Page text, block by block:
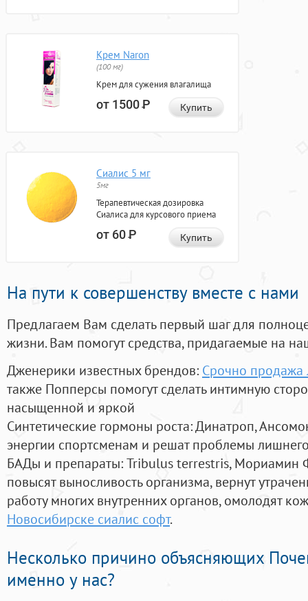
Крем Naron
(100 мг)
Крем для сужения влагалища
от 1500Р Купить
Сиалис 5 мг
5мг
Терапевтическая дозировка
Сиалиса для курсового приема
от 60Р Купить
На пути к совершенству вместе с нами
Предлагаем Вам сделать первый шаг для
жизни. Вам помогут средства, придагаемые на
Дженерики известных брендов: Срочно продажа
также Попперсы помогут сделать интимную
насыщенной и яркой
Синтетические гормоны роста: Динатроп,
энергии спортсменам и решат проблемы
БАДы и препараты:Tribulus terrestris, Мориамин
повысят выносливость организма, вернут
работу многих внутренних органов, омолодят
Новосибирске сиалис софт.
Несколько причино объясняющих
именно у нас?